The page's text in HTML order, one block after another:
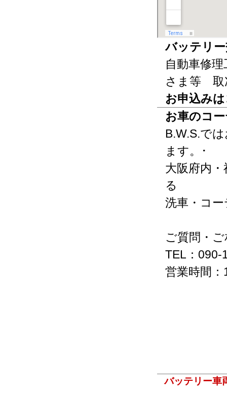
バッテリ
自動車修
さま等 取
お申込み
お車のコ
B.W.S.で
ます。･
大阪府内
る
洗車・コ
ご質問・
TEL：090-
営業時間
バッテリー車